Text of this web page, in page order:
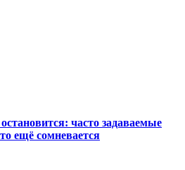
часто задаваемые
ещё сомневается